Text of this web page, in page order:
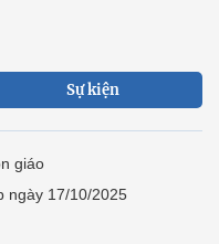
Sự kiện
giáo
ngày 17/10/2025